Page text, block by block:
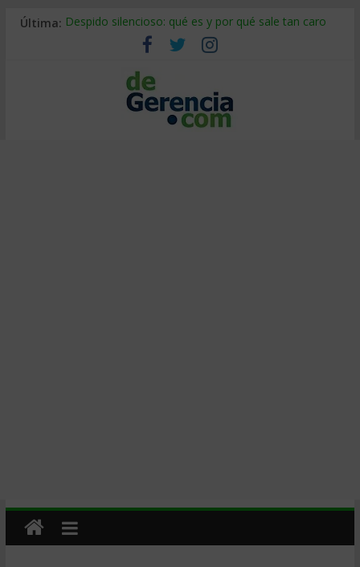
Última: Despido silencioso: qué es y por qué sale tan caro
La economía de Venezuela después del terremoto
Los 8 pasos de Kotter: liderar el cambio sin fracasar
Gestión de proyectos con IA: qué cambia en el oficio
IA y creatividad: cómo evitar que todos piensen igual